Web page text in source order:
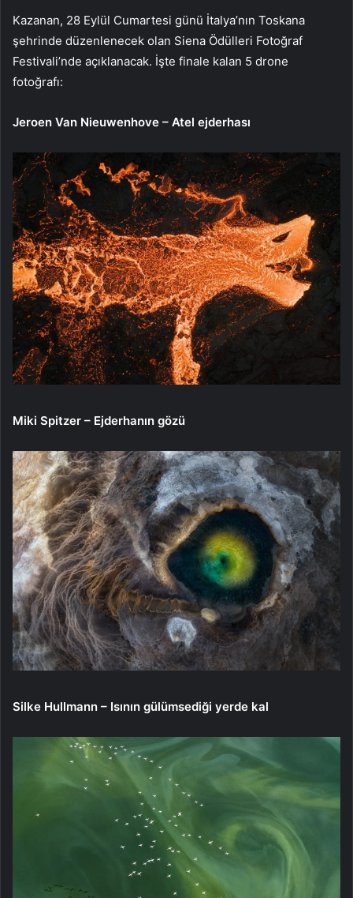
Kazanan, 28 Eylül Cumartesi günü İtalya’nın Toskana
şehrinde düzenlenecek olan Siena Ödülleri Fotoğraf
Festivali’nde açıklanacak. İşte finale kalan 5 drone
fotoğrafı:
Jeroen Van Nieuwenhove – Atel ejderhası
Miki Spitzer – Ejderhanın gözü
Silke Hullmann – Isının gülümsediği yerde kal